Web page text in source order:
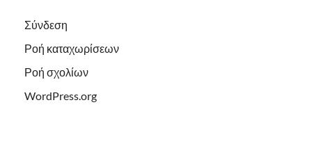
Σύνδεση
Ροή καταχωρίσεων
Ροή σχολίων
WordPress.org